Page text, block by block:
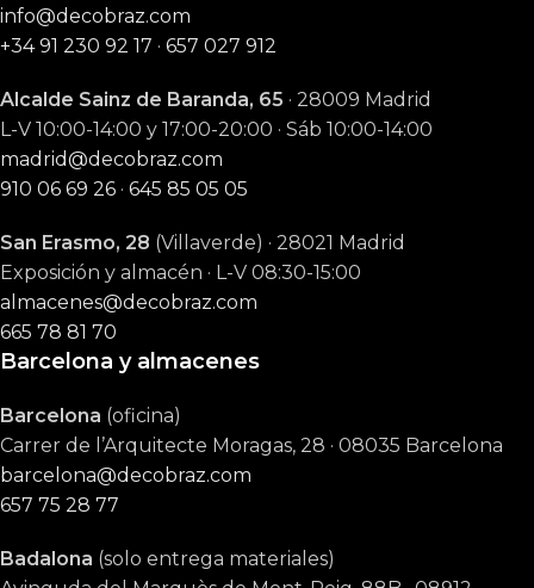
info@decobraz.com
+34 91 230 92 17 · 657 027 912
Alcalde Sainz de Baranda, 65 · 28009 Madrid
L-V 10:00-14:00 y 17:00-20:00 · Sáb 10:00-14:00
madrid@decobraz.com
910 06 69 26 · 645 85 05 05
San Erasmo, 28 (Villaverde) · 28021 Madrid
Exposición y almacén · L-V 08:30-15:00
almacenes@decobraz.com
665 78 81 70
Barcelona y almacenes
Barcelona (oficina)
Carrer de l’Arquitecte Moragas, 28 · 08035 Barcelona
barcelona@decobraz.com
657 75 28 77
Badalona (solo entrega materiales)